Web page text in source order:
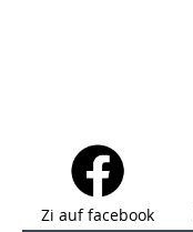
Zi auf facebook